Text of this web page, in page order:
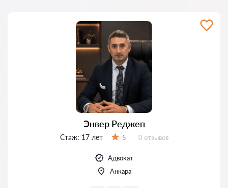
Энвер Реджеп
Стаж: 17 лет 5 Отзывов:
0 отзывов
Адвокат
Анкара